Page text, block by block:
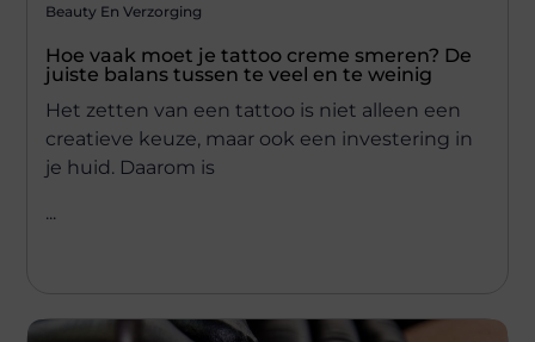
Beauty En Verzorging
Hoe vaak moet je tattoo creme smeren? De
juiste balans tussen te veel en te weinig
Het zetten van een tattoo is niet alleen een
creatieve keuze, maar ook een investering in
je huid. Daarom is
...